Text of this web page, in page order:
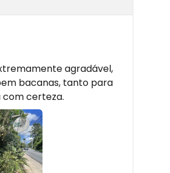
agradável,
bacanas, tanto para
certeza.